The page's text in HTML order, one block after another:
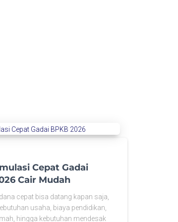
Cepat Gadai
Cair Mudah
cepat bisa datang kapan saja,
usaha, biaya pendidikan,
hingga kebutuhan mendesak